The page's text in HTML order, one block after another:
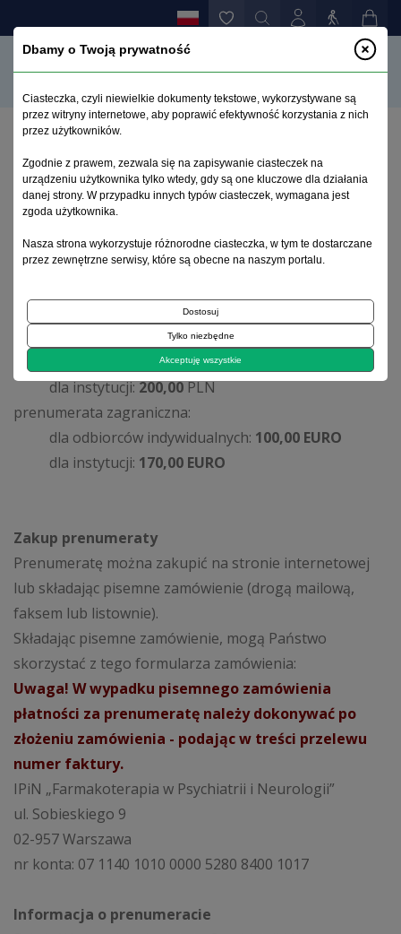
Prenumerata
Warunki prenumeraty
dla odbiorców indywidualnych:
dla instytucji:200,00PLN
prenumerata zagraniczna:
dla odbiorców indywidualnych: 100,00 EURO
dla instytucji: 170,00 EURO
Zakup prenumeraty
Prenumeratę można zakupić na stronie internetowej
lub składając pisemne zamówienie (drogą mailową,
faksem lub listownie).
Składając pisemne zamówienie, mogą Państwo
skorzystać z tego formularza zamówienia:
Uwaga! W wypadku pisemnego zamówienia
płatności za prenumeratę należy dokonywać po
złożeniu zamówienia - podając w treści przelewu
numer faktury.
IPiN „Farmakoterapia w Psychiatrii i Neurologii”
ul. Sobieskiego 9
02-957 Warszawa
nr konta: 07 1140 1010 0000 5280 8400 1017
Informacja o prenumeracie
Dbamy o Twoją prywatność
Ciasteczka, czyli niewielkie dokumenty tekstowe, wykorzystywane są
przez witryny internetowe, aby poprawić efektywność korzystania z nich
przez użytkowników.
Zgodnie z prawem, zezwala się na zapisywanie ciasteczek na
urządzeniu użytkownika tylko wtedy, gdy są one kluczowe dla działania
danej strony. W przypadku innych typów ciasteczek, wymagana jest
zgoda użytkownika.
Nasza strona wykorzystuje różnorodne ciasteczka, w tym te dostarczane
przez zewnętrzne serwisy, które są obecne na naszym portalu.
Dostosuj
Tylko niezbędne
Akceptuję wszystkie